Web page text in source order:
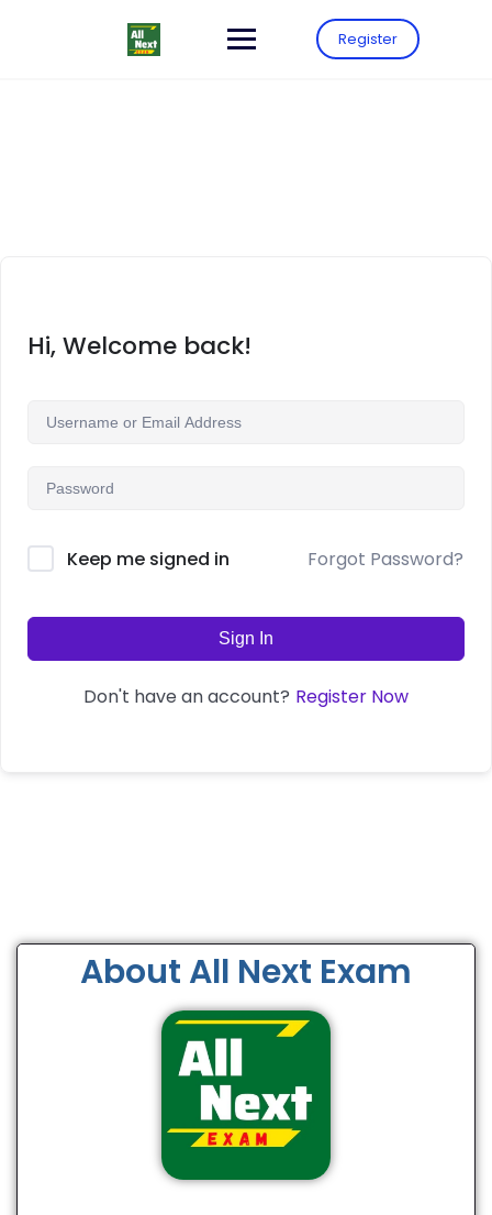
Register
Hi, Welcome back!
Keep me signed in Forgot Password?
Sign In
Don't have an account? Register Now
About All Next Exam